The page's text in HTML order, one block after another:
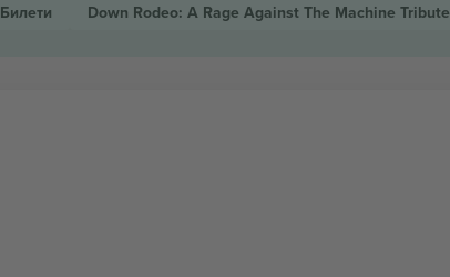
Билети Down Rodeo: A Rage Against The Machine Tribute